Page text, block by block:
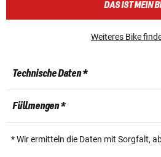
DAS IST MEIN
Weiteres Bike
Technische Daten *
Füllmengen *
* Wir ermitteln die Daten mit Sorgfalt,